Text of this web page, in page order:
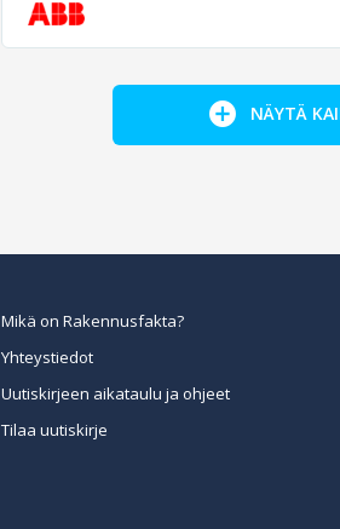
NÄYTÄ
Mikä on Rakennusfakta?
Yhteystiedot
Uutiskirjeen aikataulu ja ohjeet
Tilaa uutiskirje